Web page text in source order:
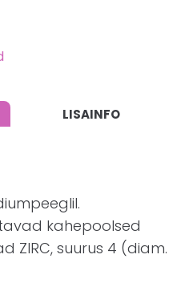
LISAINFO
kahepoolsed
ZIRC, suurus 4 (diam.